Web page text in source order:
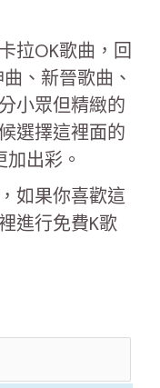
拉OK歌曲，回
、新晉歌曲、
小眾但精緻的
選擇這裡面的
出彩。
如果你喜歡這
進行免費K歌